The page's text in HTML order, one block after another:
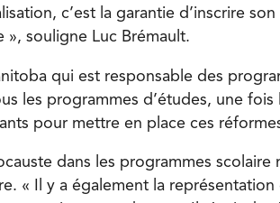
c’est la garantie d’inscrire son
souligne Luc Brémault.
qui est responsable des
les programmes d’études, une fois
pour mettre en place ces
dans les programmes scolaire
« Il y a également la représentation